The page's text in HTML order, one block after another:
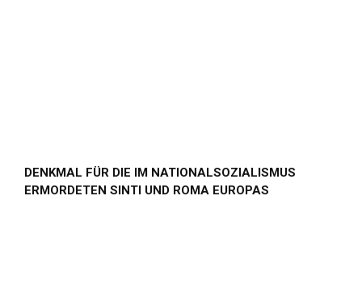
DENKMAL FÜR DIE IM NATIONALSOZIALISMUS
ERMORDETEN SINTI UND ROMA EUROPAS